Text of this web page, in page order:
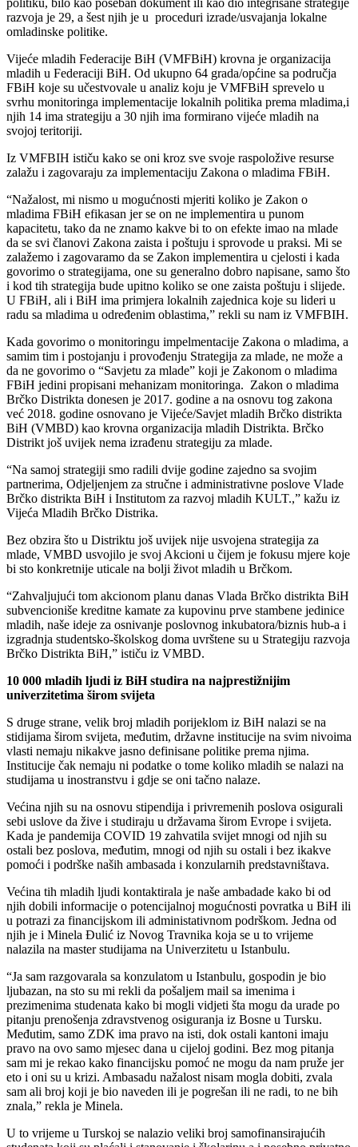
politiku, bilo kao poseban dokument ili kao dio integrisane strategije
razvoja je 29, a šest njih je u proceduri izrade/usvajanja lokalne
omladinske politike.
Vijeće mladih Federacije BiH (VMFBiH) krovna je organizacija
mladih u Federaciji BiH. Od ukupno 64 grada/općine sa područja
FBiH koje su učestvovale u analiz koju je VMFBiH sprevelo u
svrhu monitoringa implementacije lokalnih politika prema mladima,i
njih 14 ima strategiju a 30 njih ima formirano vijeće mladih na
svojoj teritoriji.
Iz VMFBIH ističu kako se oni kroz sve svoje raspoložive resurse
zalažu i zagovaraju za implementaciju Zakona o mladima FBiH.
“Nažalost, mi nismo u mogućnosti mjeriti koliko je Zakon o
mladima FBiH efikasan jer se on ne implementira u punom
kapacitetu, tako da ne znamo kakve bi to on efekte imao na mlade
da se svi članovi Zakona zaista i poštuju i sprovode u praksi. Mi se
zalažemo i zagovaramo da se Zakon implementira u cjelosti i kada
govorimo o strategijama, one su generalno dobro napisane, samo što
i kod tih strategija bude upitno koliko se one zaista poštuju i slijede.
U FBiH, ali i BiH ima primjera lokalnih zajednica koje su lideri u
radu sa mladima u određenim oblastima,” rekli su nam iz VMFBIH.
Kada govorimo o monitoringu impelmentacije Zakona o mladima, a
samim tim i postojanju i provođenju Strategija za mlade, ne može a
da ne govorimo o “Savjetu za mlade” koji je Zakonom o mladima
FBiH jedini propisani mehanizam monitoringa. Zakon o mladima
Brčko Distrikta donesen je 2017. godine a na osnovu tog zakona
već 2018. godine osnovano je Vijeće/Savjet mladih Brčko distrikta
BiH (VMBD) kao krovna organizacija mladih Distrikta. Brčko
Distrikt još uvijek nema izrađenu strategiju za mlade.
“Na samoj strategiji smo radili dvije godine zajedno sa svojim
partnerima, Odjeljenjem za stručne i administrativne poslove Vlade
Brčko distrikta BiH i Institutom za razvoj mladih KULT.,” kažu iz
Vijeća Mladih Brčko Distrika.
Bez obzira što u Distriktu još uvijek nije usvojena strategija za
mlade, VMBD usvojilo je svoj Akcioni u čijem je fokusu mjere koje
bi sto konkretnije uticale na bolji život mladih u Brčkom.
“Zahvaljujući tom akcionom planu danas Vlada Brčko distrikta BiH
subvencioniše kreditne kamate za kupovinu prve stambene jedinice
mladih, naše ideje za osnivanje poslovnog inkubatora/biznis hub-a i
izgradnja studentsko-školskog doma uvrštene su u Strategiju razvoja
Brčko Distrikta BiH,” ističu iz VMBD.
10 000 mladih ljudi iz BiH studira na najprestižnijim
univerzitetima širom svijeta
S druge strane, velik broj mladih porijeklom iz BiH nalazi se na
stidijama širom svijeta, međutim, državne institucije na svim nivoima
vlasti nemaju nikakve jasno definisane politike prema njima.
Institucije čak nemaju ni podatke o tome koliko mladih se nalazi na
studijama u inostranstvu i gdje se oni tačno nalaze.
Većina njih su na osnovu stipendija i privremenih poslova osigurali
sebi uslove da žive i studiraju u državama širom Evrope i svijeta.
Kada je pandemija COVID 19 zahvatila svijet mnogi od njih su
ostali bez poslova, međutim, mnogi od njih su ostali i bez ikakve
pomoći i podrške naših ambasada i konzularnih predstavništava.
Većina tih mladih ljudi kontaktirala je naše ambadade kako bi od
njih dobili informacije o potencijalnoj mogućnosti povratka u BiH ili
u potrazi za financijskom ili administativnom podrškom. Jedna od
njih je i Minela Đulić iz Novog Travnika koja se u to vrijeme
nalazila na master studijama na Univerzitetu u Istanbulu.
“Ja sam razgovarala sa konzulatom u Istanbulu, gospodin je bio
ljubazan, na sto su mi rekli da pošaljem mail sa imenima i
prezimenima studenata kako bi mogli vidjeti šta mogu da urade po
pitanju prenošenja zdravstvenog osiguranja iz Bosne u Tursku.
Međutim, samo ZDK ima pravo na isti, dok ostali kantoni imaju
pravo na ovo samo mjesec dana u cijeloj godini. Bez mog pitanja
sam mi je rekao kako financijsku pomoć ne mogu da nam pruže jer
eto i oni su u krizi. Ambasadu nažalost nisam mogla dobiti, zvala
sam ali broj koji je bio naveden ili je pogrešan ili ne radi, to ne bih
znala,” rekla je Minela.
U to vrijeme u Turskoj se nalazio veliki broj samofinansirajućih